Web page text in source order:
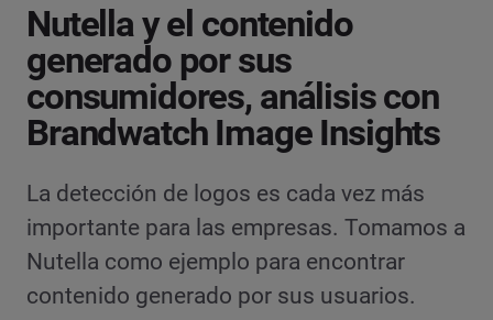
Nutella y el contenido
generado por sus
consumidores, análisis con
Brandwatch Image Insights
La detección de logos es cada vez más
importante para las empresas. Tomamos a
Nutella como ejemplo para encontrar
contenido generado por sus usuarios.